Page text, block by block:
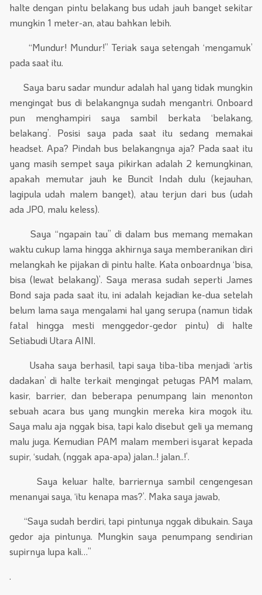
halte dengan pintu belakang bus udah jauh banget sekitar
mungkin 1 meter-an, atau bahkan lebih.
“Mundur! Mundur!” Teriak saya setengah ‘mengamuk’
pada saat itu.
Saya baru sadar mundur adalah hal yang tidak mungkin
mengingat bus di belakangnya sudah mengantri. Onboard
pun menghampiri saya sambil berkata ‘belakang,
belakang’. Posisi saya pada saat itu sedang memakai
headset. Apa? Pindah bus belakangnya aja? Pada saat itu
yang masih sempet saya pikirkan adalah 2 kemungkinan,
apakah memutar jauh ke Buncit Indah dulu (kejauhan,
lagipula udah malem banget), atau terjun dari bus (udah
ada JPO, malu keless).
Saya “ngapain tau” di dalam bus memang memakan
waktu cukup lama hingga akhirnya saya memberanikan diri
melangkah ke pijakan di pintu halte. Kata onboardnya ‘bisa,
bisa (lewat belakang)’. Saya merasa sudah seperti James
Bond saja pada saat itu, ini adalah kejadian ke-dua setelah
belum lama saya mengalami hal yang serupa (namun tidak
fatal hingga mesti menggedor-gedor pintu) di halte
Setiabudi Utara AINI.
Usaha saya berhasil, tapi saya tiba-tiba menjadi ‘artis
dadakan’ di halte terkait mengingat petugas PAM malam,
kasir, barrier, dan beberapa penumpang lain menonton
sebuah acara bus yang mungkin mereka kira mogok itu.
Saya malu aja nggak bisa, tapi kalo disebut geli ya memang
malu juga. Kemudian PAM malam memberi isyarat kepada
supir, ‘sudah, (nggak apa-apa) jalan..! jalan..!’.
Saya keluar halte, barriernya sambil cengengesan
menanyai saya, ‘itu kenapa mas?’. Maka saya jawab,
“Saya sudah berdiri, tapi pintunya nggak dibukain. Saya
gedor aja pintunya. Mungkin saya penumpang sendirian
supirnya lupa kali…”
.